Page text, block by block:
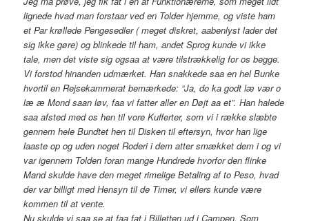
lignede hvad man forstaar ved en Tolder hjemme, og viste ham
et Par krøllede Pengesedler ( meget diskret, aabenlyst lader det
sig ikke gøre) og blinkede til ham, andet Sprog kunde vi ikke
tale, men det viste sig ogsaa at være tilstrækkelig for os begge.
Vi forstod hinanden udmærket. Han snakkede saa en hel Bunke
hvortil en Rejsekammerat bemærkede: “Ja, do ka godt læ vær o
læ æ Mond saan løv, faa vi fatter aller en Døjt aa et”. Han halede
saa afsted med os hen til vore Kufferter, som vi i række slæbte
gennem hele Bundtet hen til Disken til eftersyn, hvor han lige
laaste op og uden noget Roderi i dem atter smækket dem i og vi
var igennem Tolden foran mange Hundrede hvorfor den flinke
Mand skulde have den meget rimelige Betaling af to Peso, hvad
der var billigt med Hensyn til de Timer, vi ellers kunde være
kommen til at vente.
Nu skulde vi saa se at faa fat i Billetten ud i Campen. Som